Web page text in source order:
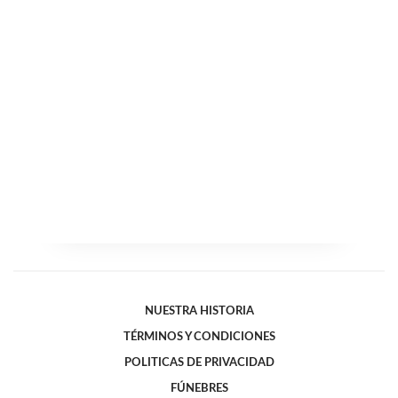
NUESTRA HISTORIA
TÉRMINOS Y CONDICIONES
POLITICAS DE PRIVACIDAD
FÚNEBRES